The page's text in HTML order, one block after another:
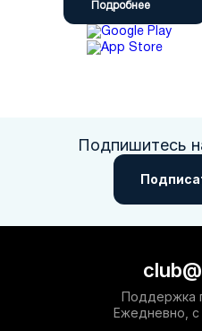
Подробнее
Подпишитесь
Поддержка
Ежедневно,